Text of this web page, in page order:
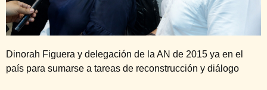
Dinorah Figuera y delegación de la AN de 2015 ya en el
país para sumarse a tareas de reconstrucción y diálogo